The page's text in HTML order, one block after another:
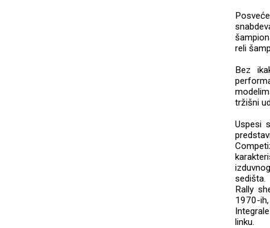
reli
Bez
tržišni
Uspesi
sedišta.
Rally
1970-
linku.